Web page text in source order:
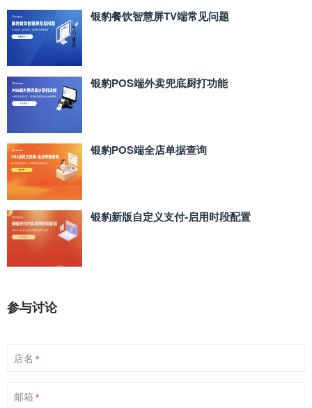
银豹餐饮智慧屏TV端常见问题
银豹POS端外卖兜底厨打功能
银豹POS端全店单据查询
银豹新版自定义支付‑启用时段配置
参与讨论
店名 *
邮箱 *